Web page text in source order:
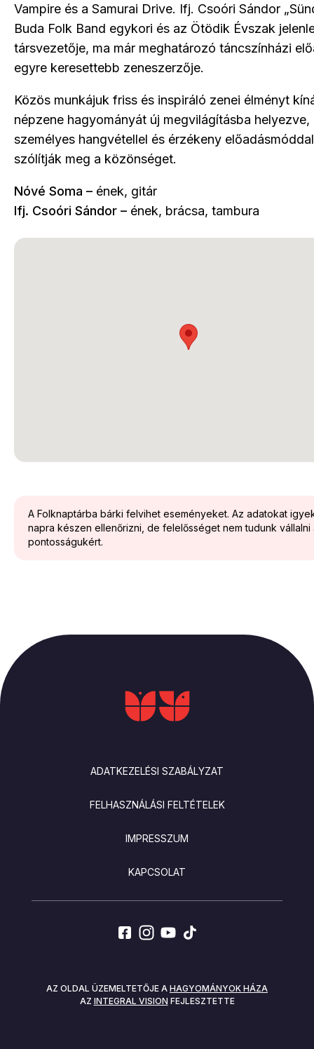
Vampire és a Samurai Drive. Ifj. Csoóri Sándor
Buda Folk Band egykori és az Ötödik Évszak
társvezetője, ma már meghatározó táncszínházi
egyre keresettebb zeneszerzője.
Közös munkájuk friss és inspiráló zenei élményt
népzene hagyományát új megvilágításba helyezve,
személyes hangvétellel és érzékeny előadásmóddal
szólítják meg a közönséget.
Nóvé Soma – ének, gitár
Ifj. Csoóri Sándor – ének, brácsa, tambura
A Folknaptárba bárki felvihet eseményeket. Az adatokat
napra készen ellenőrizni, de felelősséget nem tudunk vállalni
pontosságukért.
ADATKEZELÉSI SZABÁLYZAT
FELHASZNÁLÁSI FELTÉTELEK
IMPRESSZUM
KAPCSOLAT
SOCIALS
AZ OLDAL ÜZEMELTETŐJE A HAGYOMÁNYOK HÁZA
AZ INTEGRAL VISION FEJLESZTETTE